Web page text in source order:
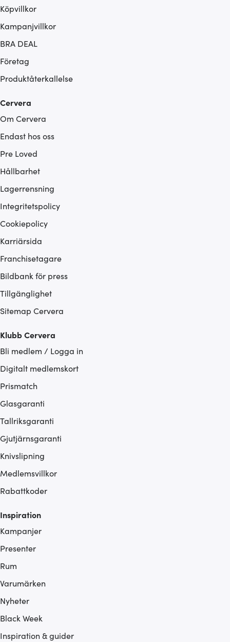
Köpvillkor
Kampanjvillkor
BRA DEAL
Företag
Produktåterkallelse
Cervera
Om Cervera
Endast hos oss
Pre Loved
Hållbarhet
Lagerrensning
Integritetspolicy
Cookiepolicy
Karriärsida
Franchisetagare
Bildbank för press
Tillgänglighet
Sitemap Cervera
Klubb Cervera
Bli medlem / Logga in
Digitalt medlemskort
Prismatch
Glasgaranti
Tallriksgaranti
Gjutjärnsgaranti
Knivslipning
Medlemsvillkor
Rabattkoder
Inspiration
Kampanjer
Presenter
Rum
Varumärken
Nyheter
Black Week
Inspiration & guider